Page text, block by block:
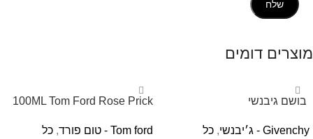
מוצרים דומים
‏ בושם גיבנשי
E.D.P 80ml ‏
Givenchy - ג׳יבנשי , כל
100ML Tom Ford Rose Prick
Tom ford - טום פורד
, כל